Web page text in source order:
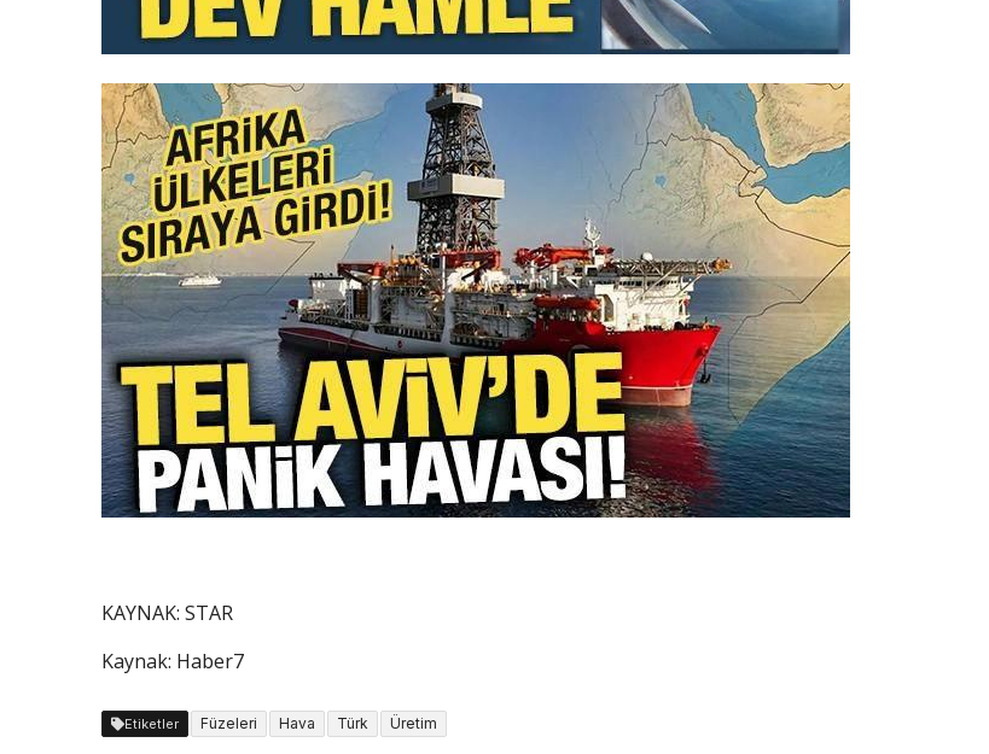
KAYNAK: STAR
Kaynak: Haber7
Etiketler Füzeleri Hava Türk Üretim